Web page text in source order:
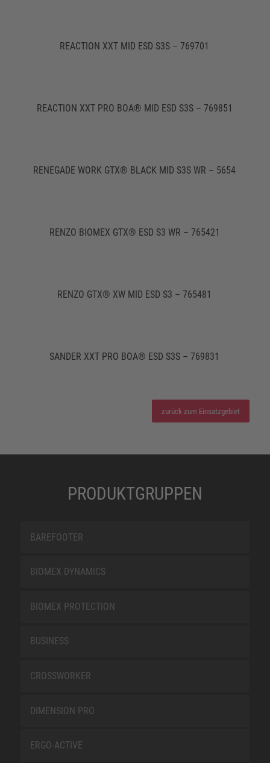
REACTION XXT MID ESD S3S – 769701
REACTION XXT PRO BOA® MID ESD S3S – 769851
RENEGADE WORK GTX® BLACK MID S3S WR – 5654
RENZO BIOMEX GTX® ESD S3 WR – 765421
RENZO GTX® XW MID ESD S3 – 765481
SANDER XXT PRO BOA® ESD S3S – 769831
zurück zum Einsatzgebiet
PRODUKTGRUPPEN
BAREFOOTER
BIOMEX DYNAMICS
BIOMEX PROTECTION
BUSINESS
CROSSWORKER
DIMENSION PRO
ERGO-ACTIVE